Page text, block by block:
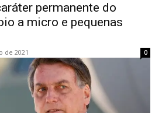
permanente do
a micro e pequenas
de 2021 0